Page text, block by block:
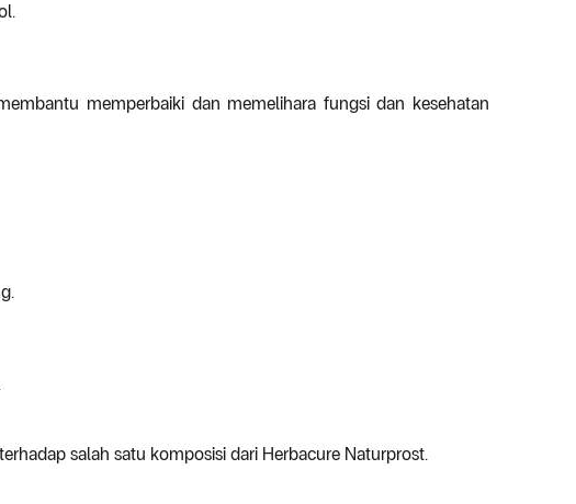
memperbaiki dan memelihara fungsi dan kesehatan
salah satu komposisi dari Herbacure Naturprost.